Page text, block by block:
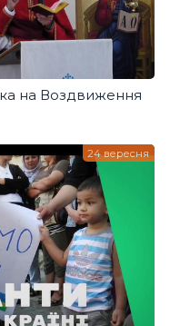
на Воздвиження
24 вересня